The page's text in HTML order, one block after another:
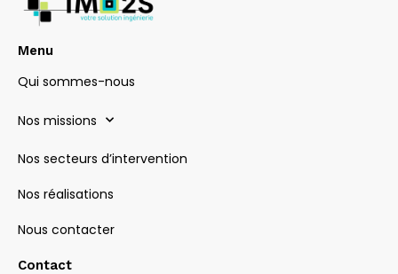
Menu
Qui sommes-nous
Nos missions
Nos secteurs d’intervention
Nos réalisations
Nous contacter
Contact